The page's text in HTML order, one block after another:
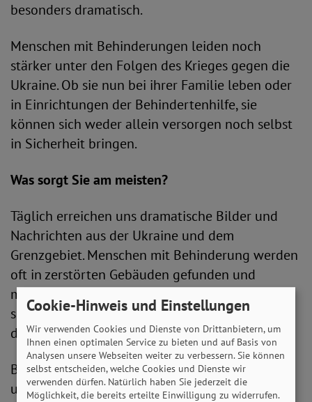
besonders dramatisch.
Menschen mit Behinderungen leiden noch
stärker unter den Folgen des Krieges gegen die
Ukraine. Ob sie nun bei ihrer Familie leben oder
in Einrichtungen der Behindertenhilfe, sie
können sich weder allein versorgen noch selbst
in Sicherheit bringen.
Was sorgt Sie am meisten?
Täglich erreichen uns dramatische Bilder und
Nachrichten aus der Ukraine und dem
Grenzgebiet. Menschen mit Behinderung werden
oft in zerstörten Gebäuden gefunden und
müssen geborgen werden. Die Versorgung ist
schwierig und meistens ist die Barrierefreiheit in
den Notunterkünften nicht gegeben.
Bei Menschen mit kognitiven Einschränkungen
und psychischen Erkrankungen wiegt das
Cookie-Hinweis und Einstellungen
Wir verwenden Cookies und Dienste von Drittanbietern, um
Ihnen einen optimalen Service zu bieten und auf Basis von
Analysen unsere Webseiten weiter zu verbessern. Sie können
selbst entscheiden, welche Cookies und Dienste wir
verwenden dürfen. Natürlich haben Sie jederzeit die
Möglichkeit, die bereits erteilte Einwilligung zu widerrufen.